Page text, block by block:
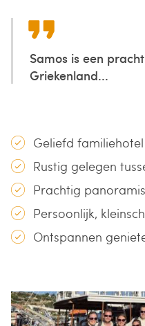
Samos is een
Griekenland...
Geliefd
Rustig gelegen
Prachtig
Persoonlijk,
Ontspannen